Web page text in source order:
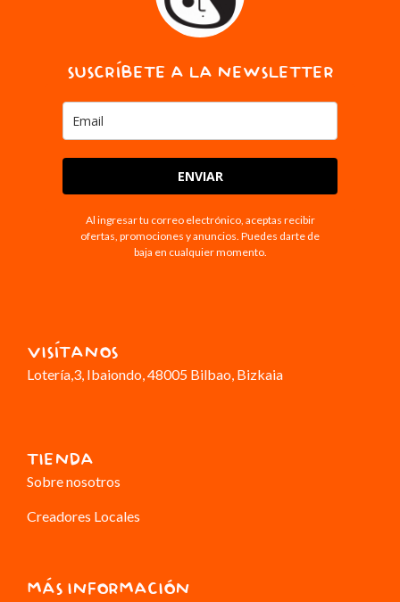
SUSCRÍBETE A LA NEWSLETTER
ENVIAR
Al ingresar tu correo electrónico, aceptas recibir
ofertas, promociones y anuncios. Puedes darte de
baja en cualquier momento.
VISÍTANOS
Lotería,3, Ibaiondo, 48005 Bilbao, Bizkaia
TIENDA
Sobre nosotros
Creadores Locales
MÁS INFORMACIÓN